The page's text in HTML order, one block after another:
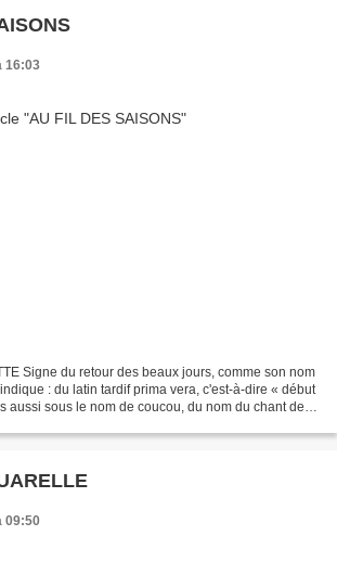
16:03
Signe du retour des beaux jours, comme son nom
: du latin tardif prima vera, c'est-à-dire « début
aussi sous le nom de coucou, du nom du chant de
09:50